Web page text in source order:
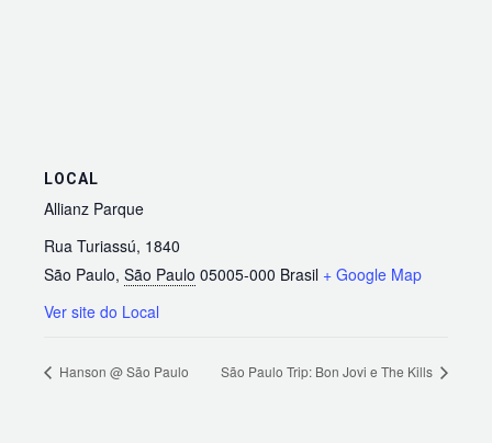
LOCAL
Allianz Parque
Rua Turiassú, 1840
São Paulo, São Paulo 05005-000 Brasil + Google Map
Ver site do Local
Hanson @ São Paulo São Paulo Trip: Bon Jovi e The Kills